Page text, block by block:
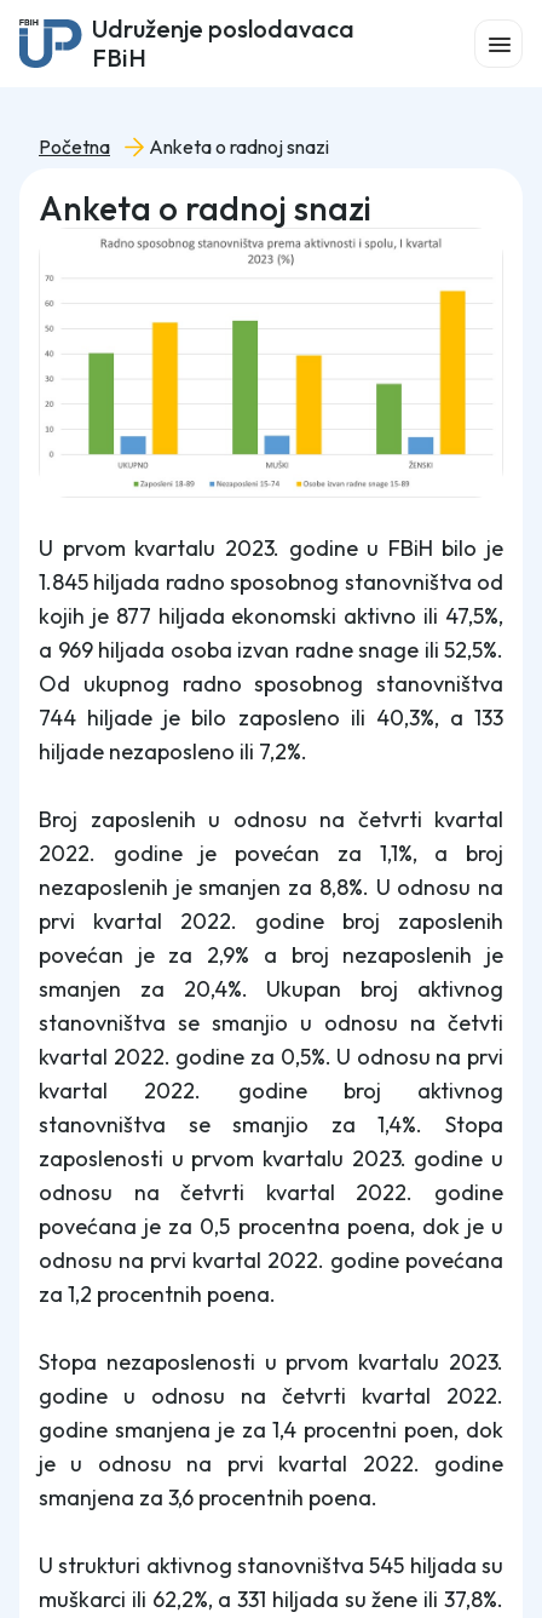
Udruženje poslodavaca
FBiH
Početna Anketa o radnoj snazi
Anketa o radnoj snazi
U prvom kvartalu 2023. godine u FBiH bilo je
1.845 hiljada radno sposobnog stanovništva od
kojih je 877 hiljada ekonomski aktivno ili 47,5%,
a 969 hiljada osoba izvan radne snage ili 52,5%.
Od ukupnog radno sposobnog stanovništva
744 hiljade je bilo zaposleno ili 40,3%, a 133
hiljade nezaposleno ili 7,2%.
Broj zaposlenih u odnosu na četvrti kvartal
2022. godine je povećan za 1,1%, a broj
nezaposlenih je smanjen za 8,8%. U odnosu na
prvi kvartal 2022. godine broj zaposlenih
povećan je za 2,9% a broj nezaposlenih je
smanjen za 20,4%. Ukupan broj aktivnog
stanovništva se smanjio u odnosu na četvti
kvartal 2022. godine za 0,5%. U odnosu na prvi
kvartal 2022. godine broj aktivnog
stanovništva se smanjio za 1,4%. Stopa
zaposlenosti u prvom kvartalu 2023. godine u
odnosu na četvrti kvartal 2022. godine
povećana je za 0,5 procentna poena, dok je u
odnosu na prvi kvartal 2022. godine povećana
za 1,2 procentnih poena.
Stopa nezaposlenosti u prvom kvartalu 2023.
godine u odnosu na četvrti kvartal 2022.
godine smanjena je za 1,4 procentni poen, dok
je u odnosu na prvi kvartal 2022. godine
smanjena za 3,6 procentnih poena.
U strukturi aktivnog stanovništva 545 hiljada su
muškarci ili 62,2%, a 331 hiljada su žene ili 37,8%.